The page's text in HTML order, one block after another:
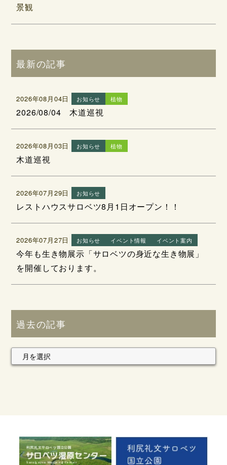
景観
最新の記事
2026年08月04日 お知らせ 植物
2026/08/04 木道巡視
2026年08月03日 お知らせ 植物
木道巡視
2026年07月29日 お知らせ
レストハウスサロベツ8月1日オープン！！
2026年07月27日 お知らせ イベント情報 イベント案内
今年も生き物展示「サロベツの身近な生き物展」
を開催しております。
過去の記事